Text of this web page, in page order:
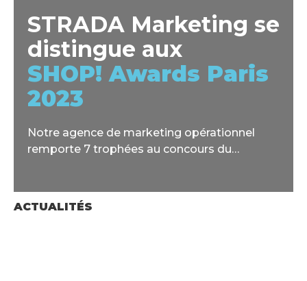
STRADA Marketing se
distingue aux
SHOP! Awards Paris
2023
Notre agence de marketing opérationnel
remporte 7 trophées au concours du
ACTUALITÉS